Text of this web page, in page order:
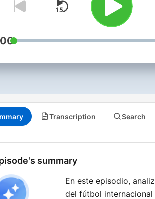
Transcription Search
summary
En este episodio,
del fútbol internacional